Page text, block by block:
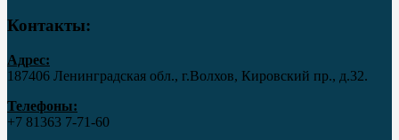
Контакты:
Адрес:
187406 Ленинградская обл., г.Волхов, Кировский пр., д.32.
Телефоны:
+7 81363 7‑71-60